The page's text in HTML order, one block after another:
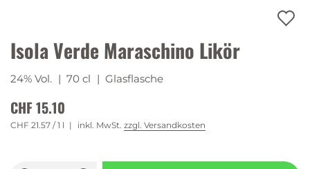
Isola Verde Maraschino Likör
24% Vol. | 70 cl | Glasflasche
CHF 15.10
CHF 21.57 / 1 l inkl. MwSt. zzgl. Versandkosten